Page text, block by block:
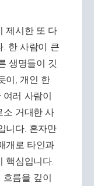
제시한 또 다
. 한 사람이 큰
생명들이 깃
이, 개인 한
러 사람이
소 거대한 사
니다. 혼자만
개로 타인과
핵심입니다.
름을 깊이